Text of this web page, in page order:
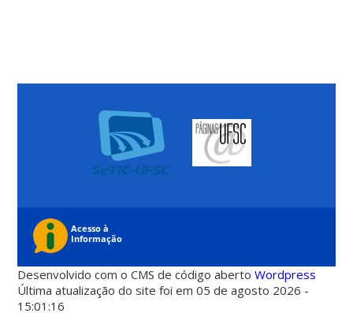
Desenvolvido com o CMS de código abertoWordpress
Última atualização do site foi em 05 de agosto 2026 -
15:01:16